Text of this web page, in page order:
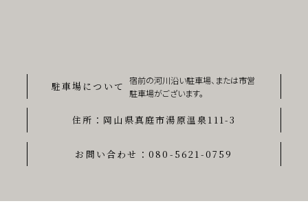
駐車場について 宿前の河川沿い駐車場、または市営
駐車場がございます。
住所： 岡⼭県真庭市湯原温泉111-3
お問い合わせ： 080-5621-0759